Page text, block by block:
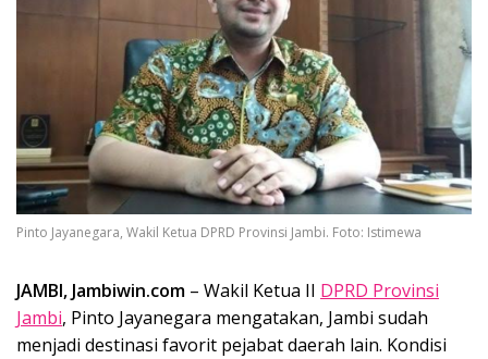
Pinto Jayanegara, Wakil Ketua DPRD Provinsi Jambi. Foto: Istimewa
JAMBI, Jambiwin.com – Wakil Ketua II DPRD Provinsi
Jambi, Pinto Jayanegara mengatakan, Jambi sudah
menjadi destinasi favorit pejabat daerah lain. Kondisi